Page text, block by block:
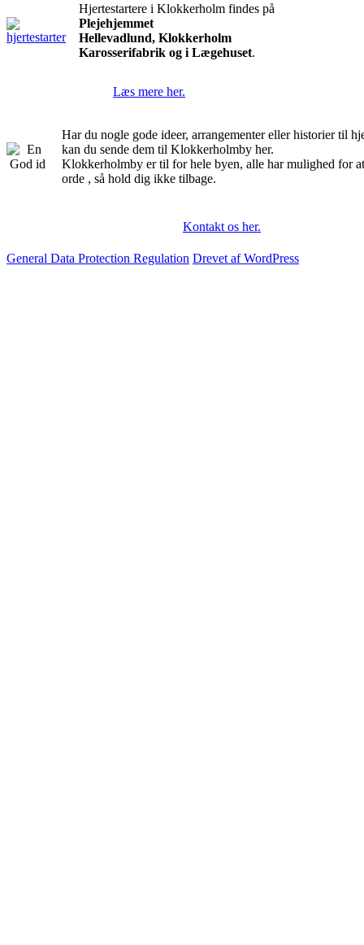
Hjertestartere i Klokkerholm findes på
Plejehjemmet
Hellevadlund, Klokkerholm
Karosserifabrik og i Lægehuset.
Læs mere her.
Har du nogle gode ideer, arrangementer eller historier til
kan du sende dem til Klokkerholmby her.
Klokkerholmby er til for hele byen, alle har mulighed for
orde , så hold dig ikke tilbage.
Kontakt os her.
General Data Protection Regulation Drevet af WordPress